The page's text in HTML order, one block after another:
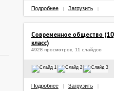
Подробнее Загрузить
Современное общество (10
класс)
4928 просмотров, 11 слайдов
Подробнее Загрузить